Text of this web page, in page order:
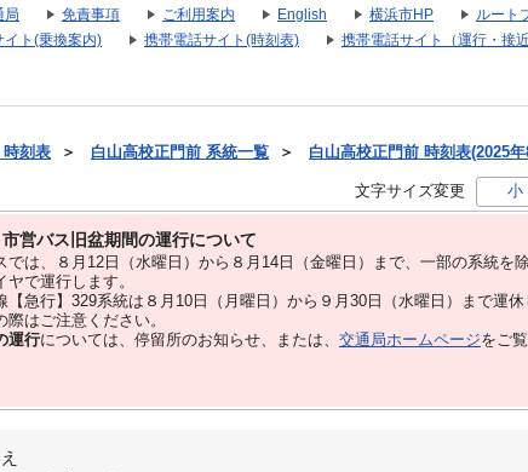
局 免責事項 ご利用案内 English 横浜市HP ルート
イト(乗換案内)
携帯電話サイト(時刻表) 携帯電話サイト（運行・接近
時刻表 ＞ 白山高校正門前 系統一覧 ＞ 白山高校正門前 時刻表(2025
文字サイズ変更 小
営バス旧盆期間の運行について
は、８⽉12⽇（水曜日）から８⽉14⽇（金曜日）まで、⼀部の系統を
ヤで運⾏します。
急行】329系統は８月10日（月曜日）から９月30日（水曜日）まで運休
はご注意ください。
運行については、停留所のお知らせ、または、 交通局ホームページをご